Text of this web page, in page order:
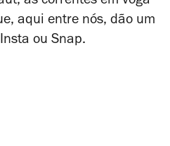
aqui entre nós, dão um
ou Snap.